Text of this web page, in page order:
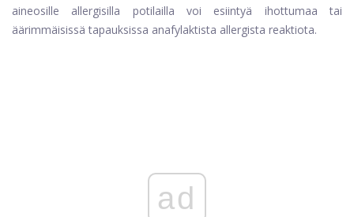
aineosille allergisilla potilailla voi esiintyä ihottumaa tai
äärimmäisissä tapauksissa anafylaktista allergista reaktiota.
ad